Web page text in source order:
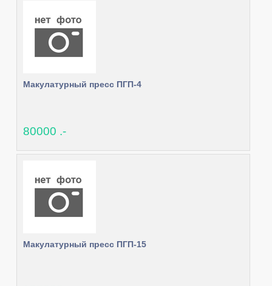
Макулатурный пресс ПГП-4
80000 .-
Макулатурный пресс ПГП-15